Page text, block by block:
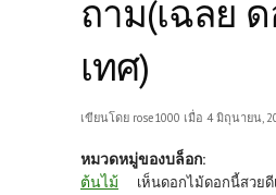
ถาม(เฉลย
เทศ)
เขียนโดย rose1000 เมื่อ 4 มิถุนายน,
หมวดหมู่ของบล็อก:
ต้นไม้
เห็นดอกไม้ดอกนี้สวยดี